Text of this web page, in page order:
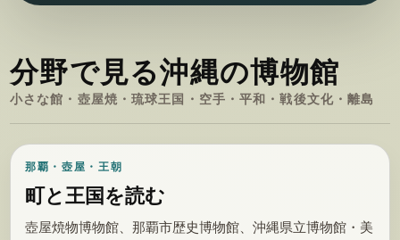
分野で見る沖縄の博物館
小さな館・壺屋焼・琉球王国・空手・平和・戦後文化・離島
那覇・壺屋・王朝
町と王国を読む
壺屋焼物博物館、那覇市歴史博物館、沖縄県立博物館・美